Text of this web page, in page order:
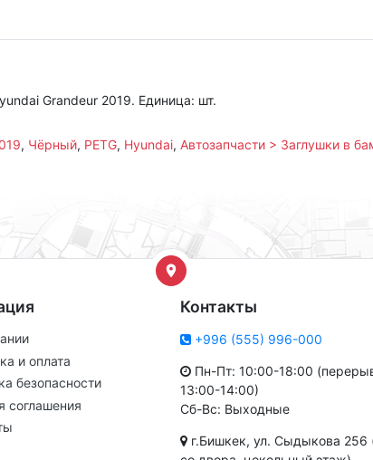
Grandeur 2019. Единица: шт.
, Чёрный, PETG, Hyundai, Автозапчасти > Заглушки в
и оплата
безопасности
соглашения
Контакты
+996 (555) 996-000
Пн-Пт: 10:00-18:00
13:00-14:00)
Сб-Вс: Выходные
г.Бишкек, ул. Сыдыкова 256